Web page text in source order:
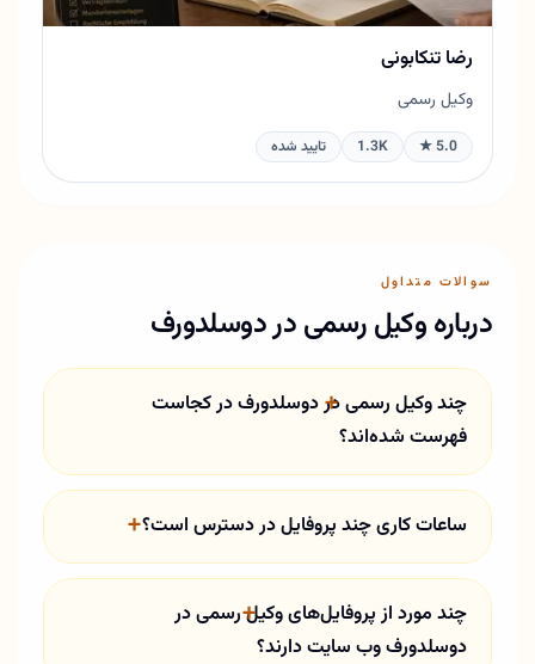
رضا تنکابونی
وکیل رسمی
5.0 ★
1.3K تایید شده
سوالات متداول
درباره وکیل رسمی در دوسلدورف
چند وکیل رسمی در دوسلدورف در کجاست
فهرست شده‌اند؟
ساعات کاری چند پروفایل در دسترس است؟
چند مورد از پروفایل‌های وکیل رسمی در
دوسلدورف وب سایت دارند؟